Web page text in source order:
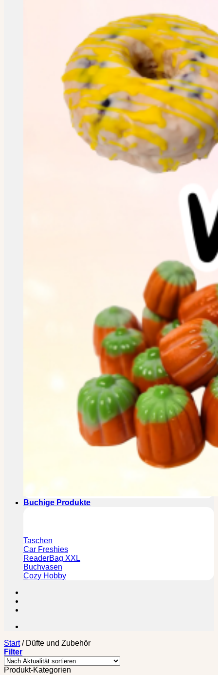
Buchige Produkte
Taschen
Car Freshies
ReaderBag XXL
Buchvasen
Cozy Hobby
Start /Düfte und Zubehör
Filter
Produkt-Kategorien